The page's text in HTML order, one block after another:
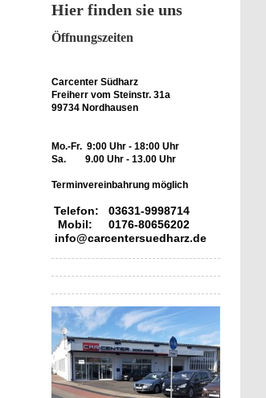
Hier finden sie uns
Öffnungszeiten
Carcenter Südharz
Freiherr vom Steinstr. 31a
99734 Nordhausen
Mo.-Fr. 9:00 Uhr - 18:00 Uhr
Sa. 9.00 Uhr - 13.00 Uhr
Terminvereinbahrung möglich
Telefon: 03631-9998714
Mobil: 0176-80656202
info@carcentersuedharz.de